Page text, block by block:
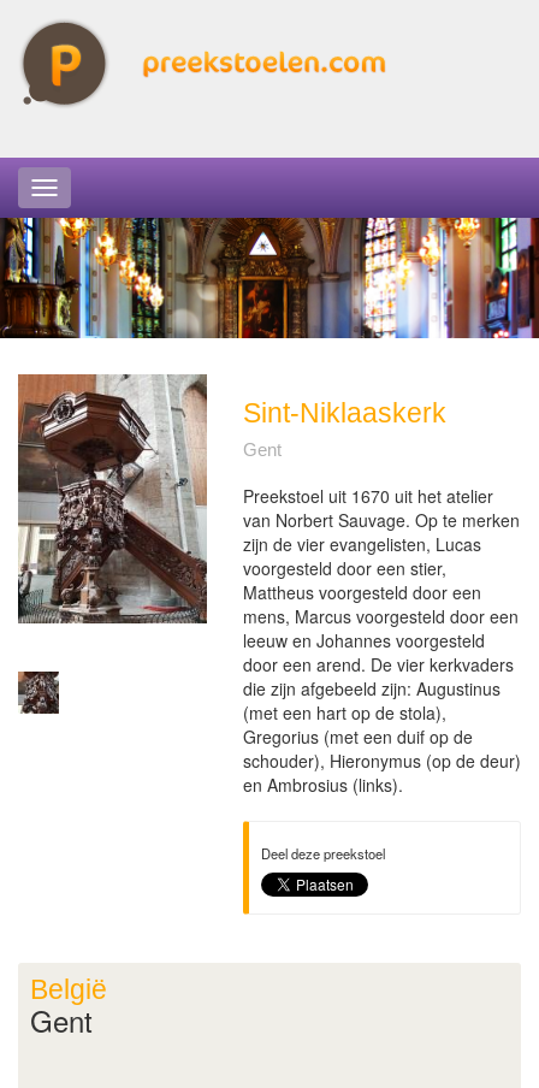
Sint-Niklaaskerk
Gent
Preekstoel uit 1670 uit het atelier
van Norbert Sauvage. Op te merken
zijn de vier evangelisten, Lucas
voorgesteld door een stier,
Mattheus voorgesteld door een
mens, Marcus voorgesteld door een
leeuw en Johannes voorgesteld
door een arend. De vier kerkvaders
die zijn afgebeeld zijn: Augustinus
(met een hart op de stola),
Gregorius (met een duif op de
schouder), Hieronymus (op de deur)
en Ambrosius (links).
Deel deze preekstoel
België
Gent